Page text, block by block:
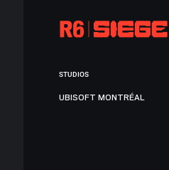
STUDIOS
UBISOFT MONTRÉAL